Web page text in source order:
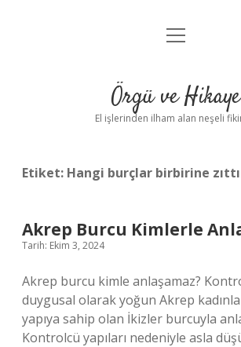
Anasayfa
Yasal Uyarı
menüyü
Örgü ve Hikaye
El işlerinden ilham alan neşeli
Etiket: Hangi burçlar birbirine
Akrep Burcu Kimlerle
Tarih: Ekim 3, 2024
Akrep burcu kimle anlaşamaz?
duygusal olarak yoğun Akrep
yapıya sahip olan İkizler burcuyla
Kontrolcü yapıları nedeniyle asla